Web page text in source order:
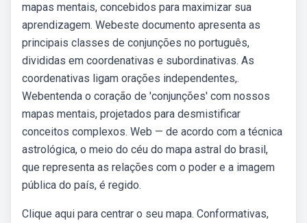
mapas mentais, concebidos para maximizar sua
aprendizagem. Webeste documento apresenta as
principais classes de conjunções no português,
divididas em coordenativas e subordinativas. As
coordenativas ligam orações independentes,.
Webentenda o coração de 'conjunções' com nossos
mapas mentais, projetados para desmistificar
conceitos complexos. Web — de acordo com a técnica
astrológica, o meio do céu do mapa astral do brasil,
que representa as relações com o poder e a imagem
pública do país, é regido.
Clique aqui para centrar o seu mapa. Conformativas,